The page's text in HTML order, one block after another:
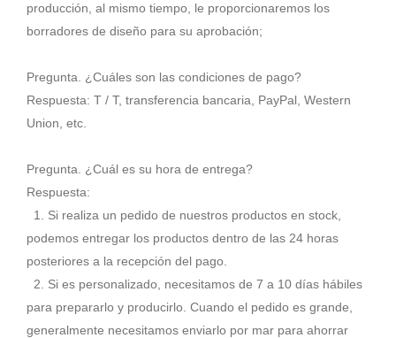
producción, al mismo tiempo, le proporcionaremos los
borradores de diseño para su aprobación;
Pregunta. ¿Cuáles son las condiciones de pago?
Respuesta: T / T, transferencia bancaria, PayPal, Western
Union, etc.
Pregunta. ¿Cuál es su hora de entrega?
Respuesta:
1. Si realiza un pedido de nuestros productos en stock,
podemos entregar los productos dentro de las 24 horas
posteriores a la recepción del pago.
2. Si es personalizado, necesitamos de 7 a 10 días hábiles
para prepararlo y producirlo. Cuando el pedido es grande,
generalmente necesitamos enviarlo por mar para ahorrar